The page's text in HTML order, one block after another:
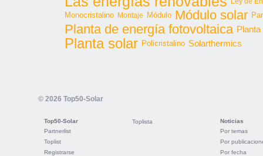
Monocristalino Montaje Módulo Módulo solar
Planta de energía fotovoltaica
Planta solar Policristalino Solarthermics
© 2026 Top50-Solar
Top50-Solar
Partnerlist
Toplist
Registrarse
Toplista
Noticias
Por temas
Por
Por fecha